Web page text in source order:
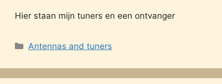
Hier staan mijn tuners en een ontvanger
Categories
Antennas and tuners